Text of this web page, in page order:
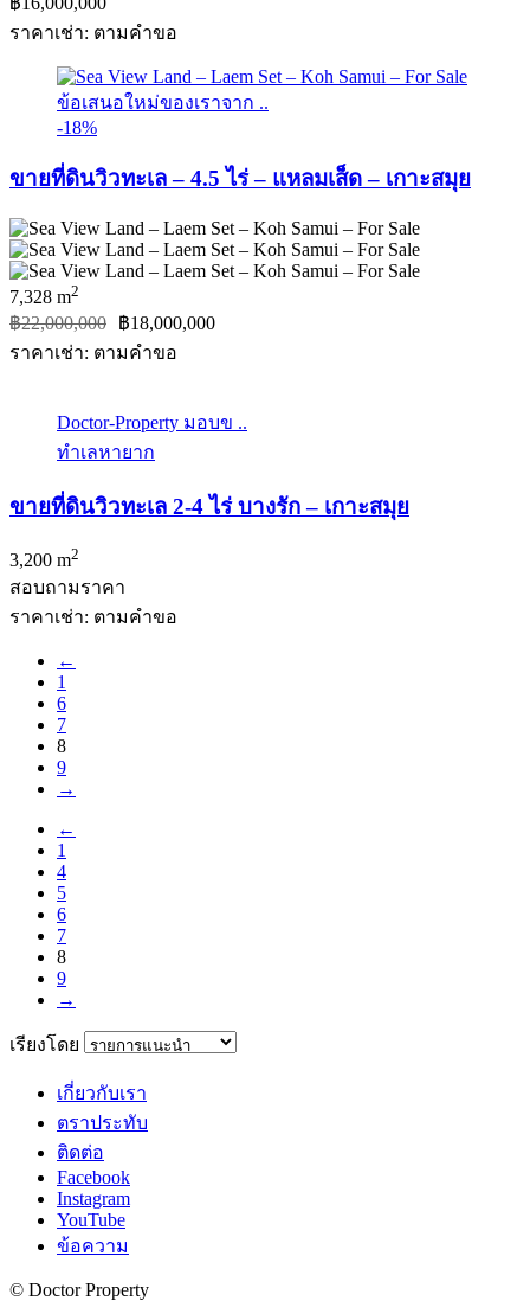
ราคาเช่า: ตามคําขอ
ข้อเสนอใหม่ของเราจาก ..
-18%
ขายที่ดินวิวทะเล – 4.5 ไร่ – แหลมเส็ด – เกาะสมุย
7,328 m2
฿22,000,000
฿18,000,000
ราคาเช่า: ตามคําขอ
Doctor-Property มอบข ..
ทำเลหายาก
ขายที่ดินวิวทะเล 2-4 ไร่ บางรัก – เกาะสมุย
3,200 m2
สอบถามราคา
ราคาเช่า: ตามคําขอ
←
1
6
7
8
9
→
←
1
4
5
6
7
8
9
→
เรียงโดย
เกี่ยวกับเรา
ตราประทับ
ติดต่อ
Facebook
Instagram
YouTube
ข้อความ
© Doctor Property